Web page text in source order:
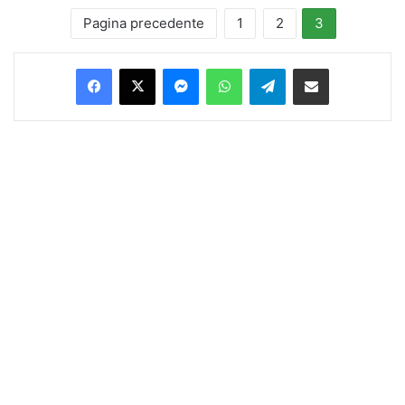
Pagina precedente 1 2 3
Facebook
X MessengerWhatsAppTelegramCondividi via Email